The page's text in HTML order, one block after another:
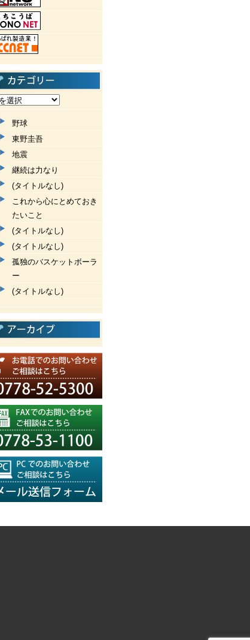
野球
東野圭吾
地震
継続は力なり
(タイトルなし)
これから心にとめておき
たいこと
(タイトルなし)
(タイトルなし)
孤独のバスケットボーラ
ー
(タイトルなし)